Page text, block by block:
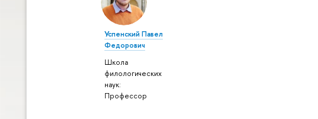
Успенский Павел
Федорович
Школа
филологических
наук:
Профессор